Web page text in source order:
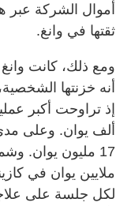
أموال الشركة عبر
ثقتها في وانغ.
ومع ذلك، كانت
أنه خزنتها
ألف يوان. وعلى
17 مليون يوان.
لكل جلسة على